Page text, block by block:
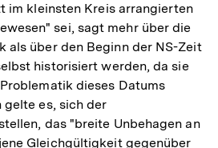
im kleinsten Kreis arrangierten
sei, sagt mehr über die
als über den Beginn der NS-Zeit
historisiert werden, da sie
dieses Datums
es, sich der
das "breite Unbehagen an
Gleichgültigkeit gegenüber